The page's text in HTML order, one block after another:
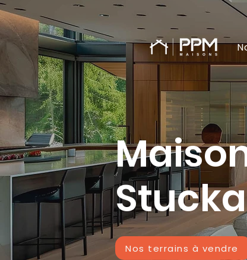
Nos terrains à vendre